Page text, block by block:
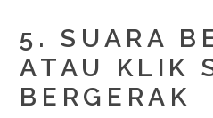
5. SUARA
ATAU KLIK
BERGERAK